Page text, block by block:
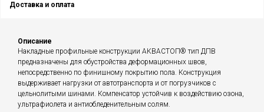
Доставка и оплата
Описание
Накладные профильные конструкции АКВАСТОП® тип ДПВ
предназначены для обустройства деформационных швов,
непосредственно по финишному покрытию пола. Конструкция
выдерживает нагрузки от автотранспорта и от погрузчиков с
цельнолитыми шинами. Компенсатор устойчив к воздействию озона,
ультрафиолета и антиобледенительным солям.